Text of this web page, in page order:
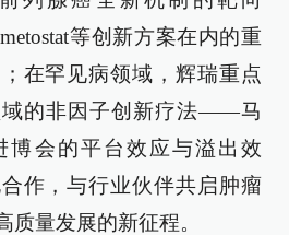
等创新方案在内的重
在罕见病领域，辉瑞重点
域的非因子创新疗法——马
博会的平台效应与溢出效
作，与行业伙伴共启肿瘤
质量发展的新征程。